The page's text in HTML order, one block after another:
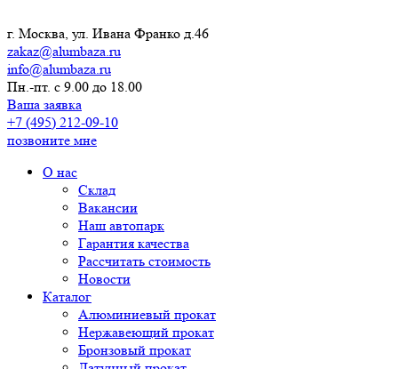
г. Москва, ул. Ивана Франко д.46
zakaz@alumbaza.ru
info@alumbaza.ru
Пн.-пт. с 9.00 до 18.00
Ваша заявка
+7 (495) 212-09-10
позвоните мне
О нас
Склад
Вакансии
Наш автопарк
Гарантия качества
Рассчитать стоимость
Новости
Каталог
Алюминиевый прокат
Нержавеющий прокат
Бронзовый прокат